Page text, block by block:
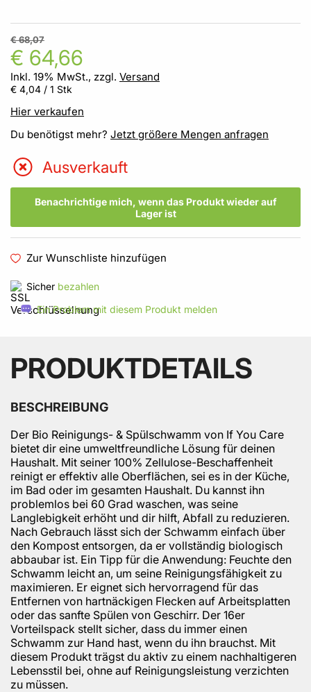
€ 64,66
€ 68,07
Inkl. 19% MwSt., zzgl. Versand
€ 4,04 / 1 Stk
Hier verkaufen
Du benötigst mehr? Jetzt größere Mengen anfragen
Ausverkauft
Benachrichtige mich, wenn das Produkt wieder auf
Lager ist
Zur Wunschliste hinzufügen
Sicher bezahlen
Ein Problem mit diesem Produkt melden
PRODUKTDETAILS
BESCHREIBUNG
Der Bio Reinigungs- & Spülschwamm von If You Care
bietet dir eine umweltfreundliche Lösung für deinen
Haushalt. Mit seiner 100% Zellulose-Beschaffenheit
reinigt er effektiv alle Oberflächen, sei es in der Küche,
im Bad oder im gesamten Haushalt. Du kannst ihn
problemlos bei 60 Grad waschen, was seine
Langlebigkeit erhöht und dir hilft, Abfall zu reduzieren.
Nach Gebrauch lässt sich der Schwamm einfach über
den Kompost entsorgen, da er vollständig biologisch
abbaubar ist. Ein Tipp für die Anwendung: Feuchte den
Schwamm leicht an, um seine Reinigungsfähigkeit zu
maximieren. Er eignet sich hervorragend für das
Entfernen von hartnäckigen Flecken auf Arbeitsplatten
oder das sanfte Spülen von Geschirr. Der 16er
Vorteilspack stellt sicher, dass du immer einen
Schwamm zur Hand hast, wenn du ihn brauchst. Mit
diesem Produkt trägst du aktiv zu einem nachhaltigeren
Lebensstil bei, ohne auf Reinigungsleistung verzichten
zu müssen.